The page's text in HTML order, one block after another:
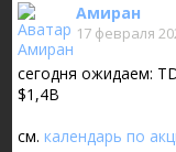
Амиран
17 февраля
сегодня ожидаем:
$1,4B
см.календарь по